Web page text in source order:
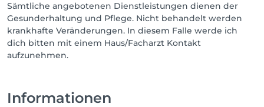
Sämtliche angebotenen Dienstleistungen dienen der
Gesunderhaltung und Pflege. Nicht behandelt werden
krankhafte Veränderungen. In diesem Falle werde ich
dich bitten mit einem Haus/Facharzt Kontakt
aufzunehmen.
Informationen